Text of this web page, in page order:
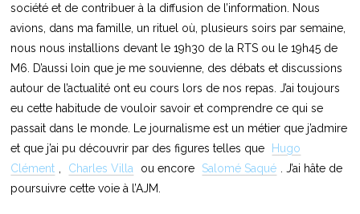
société et de contribuer à la diffusion de l’information. Nous
avions, dans ma famille, un rituel où, plusieurs soirs par semaine,
nous nous installions devant le 19h30 de la RTS ou le 19h45 de
M6. D’aussi loin que je me souvienne, des débats et discussions
autour de l’actualité ont eu cours lors de nos repas. J’ai toujours
eu cette habitude de vouloir savoir et comprendre ce qui se
passait dans le monde. Le journalisme est un métier que j’admire
et que j’ai pu découvrir par des figures telles que
Hugo
Clément
Charles Villa ou encore Salomé Saqué
. J’ai hâte de
poursuivre cette voie à l’AJM.